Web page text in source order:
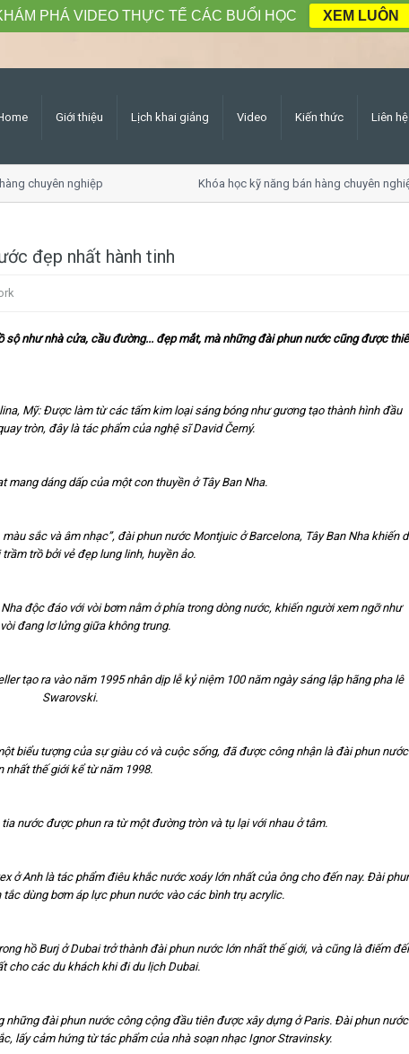
Giới thiệu Lịch khai giảng Video Kiến thức Liên
chuyên nghiệp Khóa học kỹ năng bán hàng chuyên
đẹp nhất hành tinh
như nhà cửa, cầu đường... đẹp mắt, mà những đài phun nước cũng được
Mỹ: Được làm từ các tấm kim loại sáng bóng như gương tạo thành hình đầu
tròn, đây là tác phẩm của nghệ sĩ David Černý.
mang dáng dấp của một con thuyền ở Tây Ban Nha.
sắc và âm nhạc”, đài phun nước Montjuic ở Barcelona, Tây Ban Nha khiến
trồ bởi vẻ đẹp lung linh, huyền ảo.
độc đáo với vòi bơm nằm ở phía trong dòng nước, khiến người xem ngỡ như
đang lơ lửng giữa không trung.
tạo ra vào năm 1995 nhân dịp lễ kỷ niệm 100 năm ngày sáng lập hãng pha lê
Swarovski.
biểu tượng của sự giàu có và cuộc sống, đã được công nhận là đài phun nước
nhất thế giới kể từ năm 1998.
nước được phun ra từ một đường tròn và tụ lại với nhau ở tâm.
ở Anh là tác phẩm điêu khắc nước xoáy lớn nhất của ông cho đến nay. Đài
dùng bơm áp lực phun nước vào các bình trụ acrylic.
hồ Burj ở Dubai trở thành đài phun nước lớn nhất thế giới, và cũng là điếm
cho các du khách khi đi du lịch Dubai.
đài phun nước công cộng đầu tiên được xây dựng ở Paris. Đài phun nước
lấy cảm hứng từ tác phẩm của nhà soạn nhạc Ignor Stravinsky.
PHÁ VIDEO THỰC TẾ CÁC BUỔI HỌC XEM LUÔN